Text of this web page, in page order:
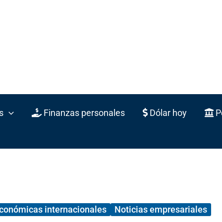
Finanzas personales Dólar hoy
internacionales Noticias empresariales